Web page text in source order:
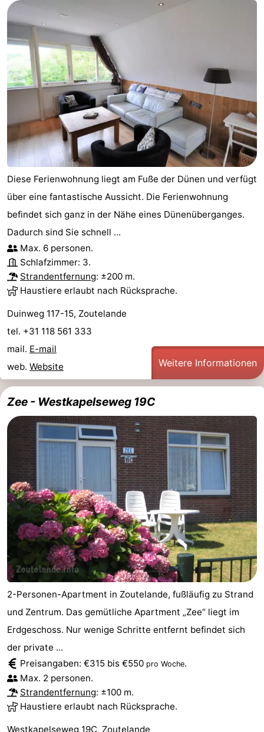
Diese Ferienwohnung liegt am Fuße der Dünen und verfügt
über eine fantastische Aussicht. Die Ferienwohnung
befindet sich ganz in der Nähe eines Dünenüberganges.
Dadurch sind Sie schnell ...
Max. 6 personen.
Schlafzimmer: 3.
Strandentfernung: ±200 m.
Haustiere erlaubt nach Rücksprache.
Duinweg 117-15, Zoutelande
tel. +31 118 561 333
mail. E-mail
web. Website Weitere Informationen
Zee - Westkapelseweg 19C
2-Personen-Apartment in Zoutelande, fußläufig zu Strand
und Zentrum. Das gemütliche Apartment „Zee“ liegt im
Erdgeschoss. Nur wenige Schritte entfernt befindet sich
der private ...
Preisangaben: €315 bis €550 pro Woche.
Max. 2 personen.
Strandentfernung: ±100 m.
Haustiere erlaubt nach Rücksprache.
Westkapelseweg 19C, Zoutelande